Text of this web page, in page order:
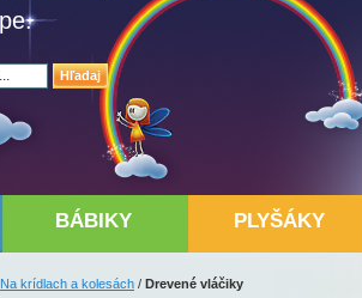
Hľadaj
BÁBIKY PLYŠÁKY
Na krídlach a kolesách / Drevené vláčiky